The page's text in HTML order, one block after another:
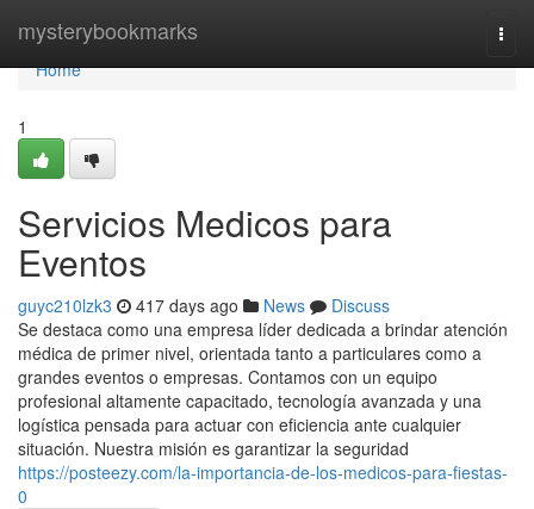
mysterybookmarks
Home
Home
1
Servicios Medicos para
Eventos
guyc210lzk3 417 days ago News
Discuss
Se destaca como una empresa líder dedicada a brindar atención
médica de primer nivel, orientada tanto a particulares como a
grandes eventos o empresas. Contamos con un equipo
profesional altamente capacitado, tecnología avanzada y una
logística pensada para actuar con eficiencia ante cualquier
situación. Nuestra misión es garantizar la seguridad
https://posteezy.com/la-importancia-de-los-medicos-para-fiestas-
0